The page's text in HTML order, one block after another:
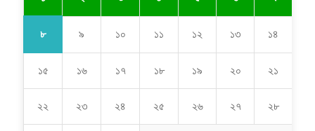
৮ ৯ ১০ ১১ ১২ ১৩ ১৪
১৫ ১৬ ১৭ ১৮ ১৯ ২০ ২১
২২ ২৩ ২৪ ২৫ ২৬ ২৭ ২৮